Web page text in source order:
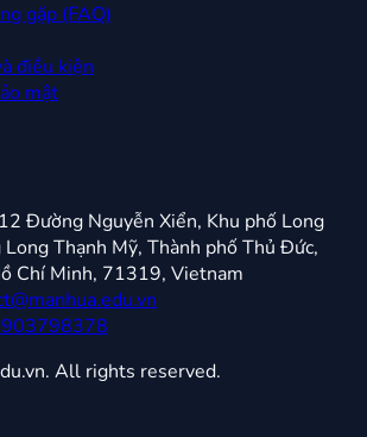
gặp (FAQ)
điều kiện
mật
Đường Nguyễn Xiển, Khu phố Long
Long Thạnh Mỹ, Thành phố Thủ Đức,
Chí Minh, 71319, Vietnam
All rights reserved.